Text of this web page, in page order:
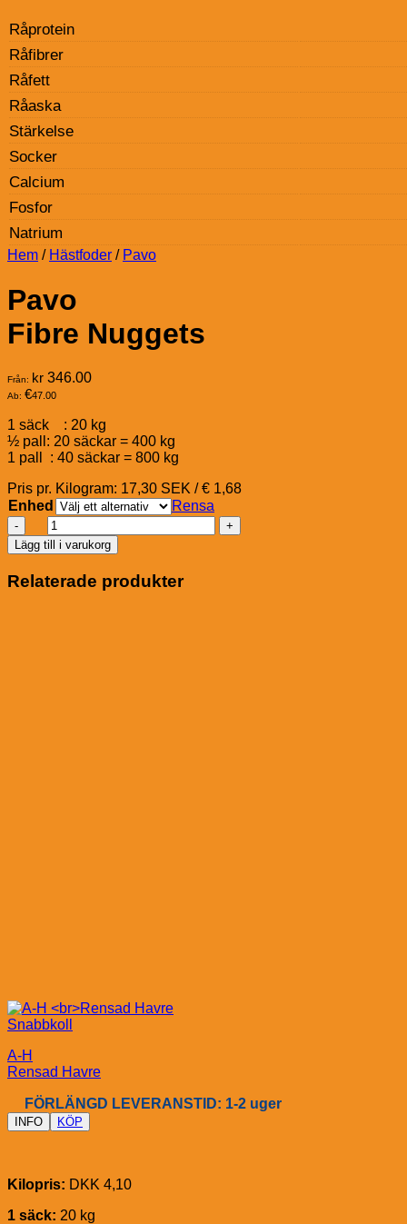
Råprotein
Råfibrer
Råfett
Råaska
Stärkelse
Socker
Calcium
Fosfor
Natrium
Hem / Hästfoder / Pavo
Pavo
Fibre Nuggets
Från: kr 346.00
Ab: €47.00
1 säck : 20 kg
½ pall: 20 säckar = 400 kg
1 pall : 40 säckar = 800 kg
Pris pr. Kilogram: 17,30 SEK / € 1,68
Enhed
Rensa
Pavo
Fibre
Nuggets
mängd
Lägg till i varukorg
Relaterade produkter
Snabbkoll
A-H
Rensad Havre
FÖRLÄNGD LEVERANSTID: 1-2 uger
INFO KÖP
Kilopris: DKK 4,10
1 säck: 20 kg